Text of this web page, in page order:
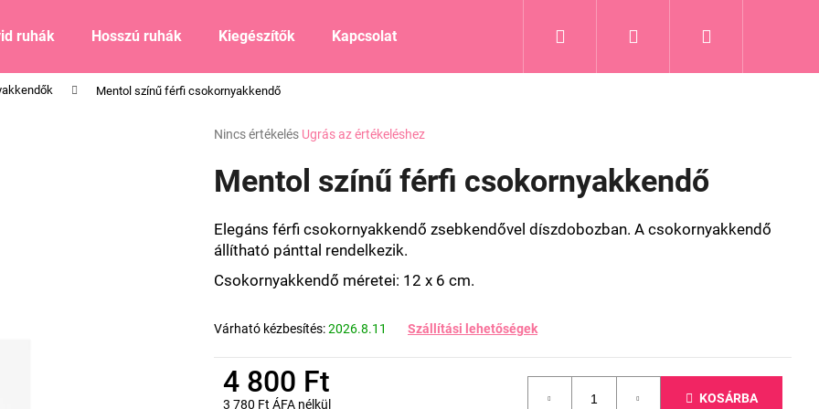
ruhák Hosszú ruhák Kiegészítők Kapcsolat Keresés Bejelentkezés
Mentol színű férfi csokornyakkendő
A
átlagos
értékelése
ből
0,0
csillag.
Nincs értékelés Ugrás az értékeléshez
Mentol színű férfi csokornyakkendő
Elegáns férfi csokornyakkendő zsebkendővel díszdobozban. A csokornyakkendő
állítható pánttal rendelkezik.
Csokornyakkendő méretei: 12 x 6 cm.
Várható kézbesítés:2026.8.11 Szállítási lehetőségek
4 800 Ft
3 780 Ft ÁFA nélkül
KOSÁRBA
Mit keres?
KERESÉS